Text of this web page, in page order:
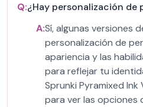
Q:¿Hay personalización de
A:Sí, algunas versiones
personalización de
apariencia y las
para reflejar tu
Sprunki Pyramixed
para ver las opciones